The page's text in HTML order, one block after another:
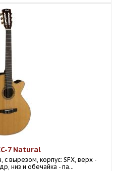
7 Natural
с вырезом, корпус: SFX, верх -
низ и обечайка - па...